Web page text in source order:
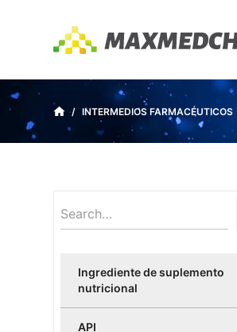
t
a
a
/ INTERMEDIOS FARMACÉUTICOS
Ingrediente de suplemento
nutricional
API